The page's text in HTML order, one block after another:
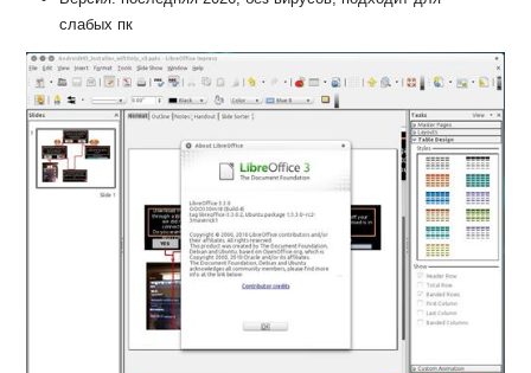
слабых пк